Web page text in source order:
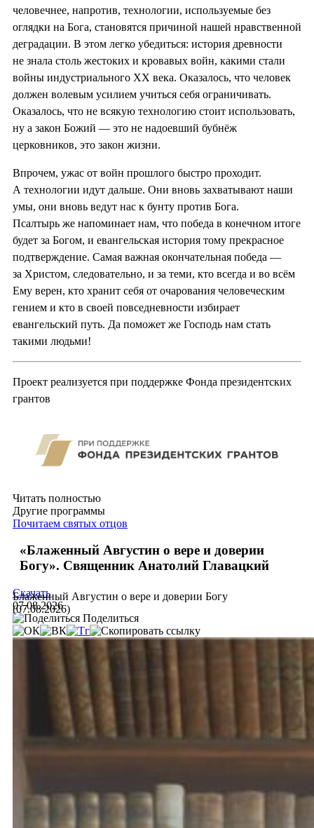
человечнее, напротив, технологии, используемые без
оглядки на Бога, становятся причиной нашей нравственной
деградации. В этом легко убедиться: история древности
не знала столь жестоких и кровавых войн, какими стали
войны индустриального XX века. Оказалось, что человек
должен волевым усилием учиться себя ограничивать.
Оказалось, что не всякую технологию стоит использовать,
ну а закон Божий — это не надоевший бубнёж
церковников, это закон жизни.
Впрочем, ужас от войн прошлого быстро проходит.
А технологии идут дальше. Они вновь захватывают наши
умы, они вновь ведут нас к бунту против Бога.
Псалтырь же напоминает нам, что победа в конечном итоге
будет за Богом, и евангельская история тому прекрасное
подтверждение. Самая важная окончательная победа —
за Христом, следовательно, и за теми, кто всегда и во всём
Ему верен, кто хранит себя от очарования человеческим
гением и кто в своей повседневности избирает
евангельский путь. Да поможет же Господь нам стать
такими людьми!
Проект реализуется при поддержке Фонда президентских
грантов
Читать полностью
Другие программы
Почитаем святых отцов
«Блаженный Августин о вере и доверии
Богу». Священник Анатолий Главацкий
Блаженный Августин о вере и доверии Богу
(07.08.2026)
Скачать
07.08.2026
Поделиться